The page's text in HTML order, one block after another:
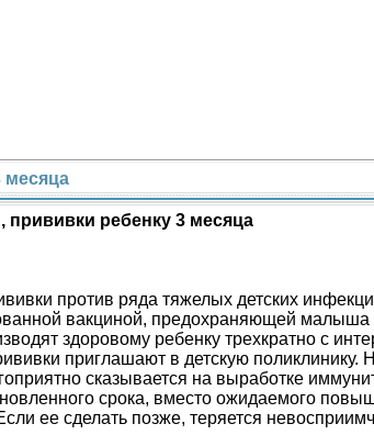
месяца
прививки ребенку 3 месяца
против ряда тяжелых детских
вакциной, предохраняющей малыша
здоровому ребенку трехкратно с
приглашают в детскую поликлинику.
сказывается на выработке
срока, вместо ожидаемого
ее сделать позже, теряется